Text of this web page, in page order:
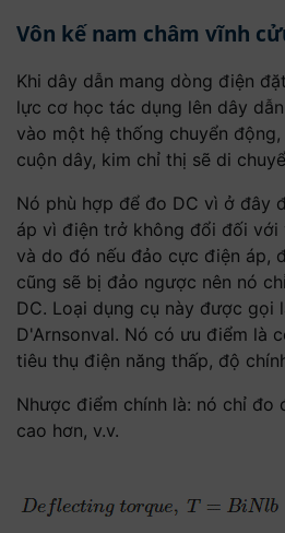
Vôn kế nam châm vĩnh
Khi dây dẫn mang dòng điện
lực cơ học tác dụng lên dây
vào một hệ thống chuyển
cuộn dây, kim chỉ thị sẽ di
Nó phù hợp để đo DC vì ở đây
áp vì điện trở không đổi đối với
và do đó nếu đảo cực điện áp,
cũng sẽ bị đảo ngược nên nó
DC. Loại dụng cụ này được gọi
D'Arnsonval. Nó có ưu điểm là
tiêu thụ điện năng thấp, độ
Nhược điểm chính là: nó chỉ đo
cao hơn, v.v.